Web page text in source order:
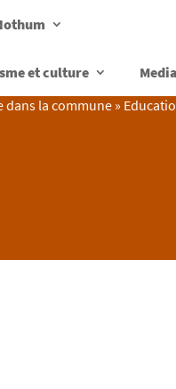
et culture
dans la commune»